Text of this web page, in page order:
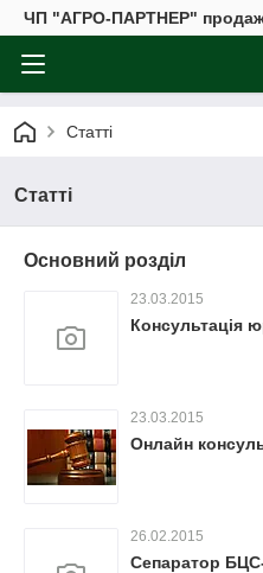
ЧП "АГРО-ПАРТНЕР"
Статті
Статті
Основний розділ
23.03.2015
Консультація
23.03.2015
Онлайн
26.02.2015
Сепаратор